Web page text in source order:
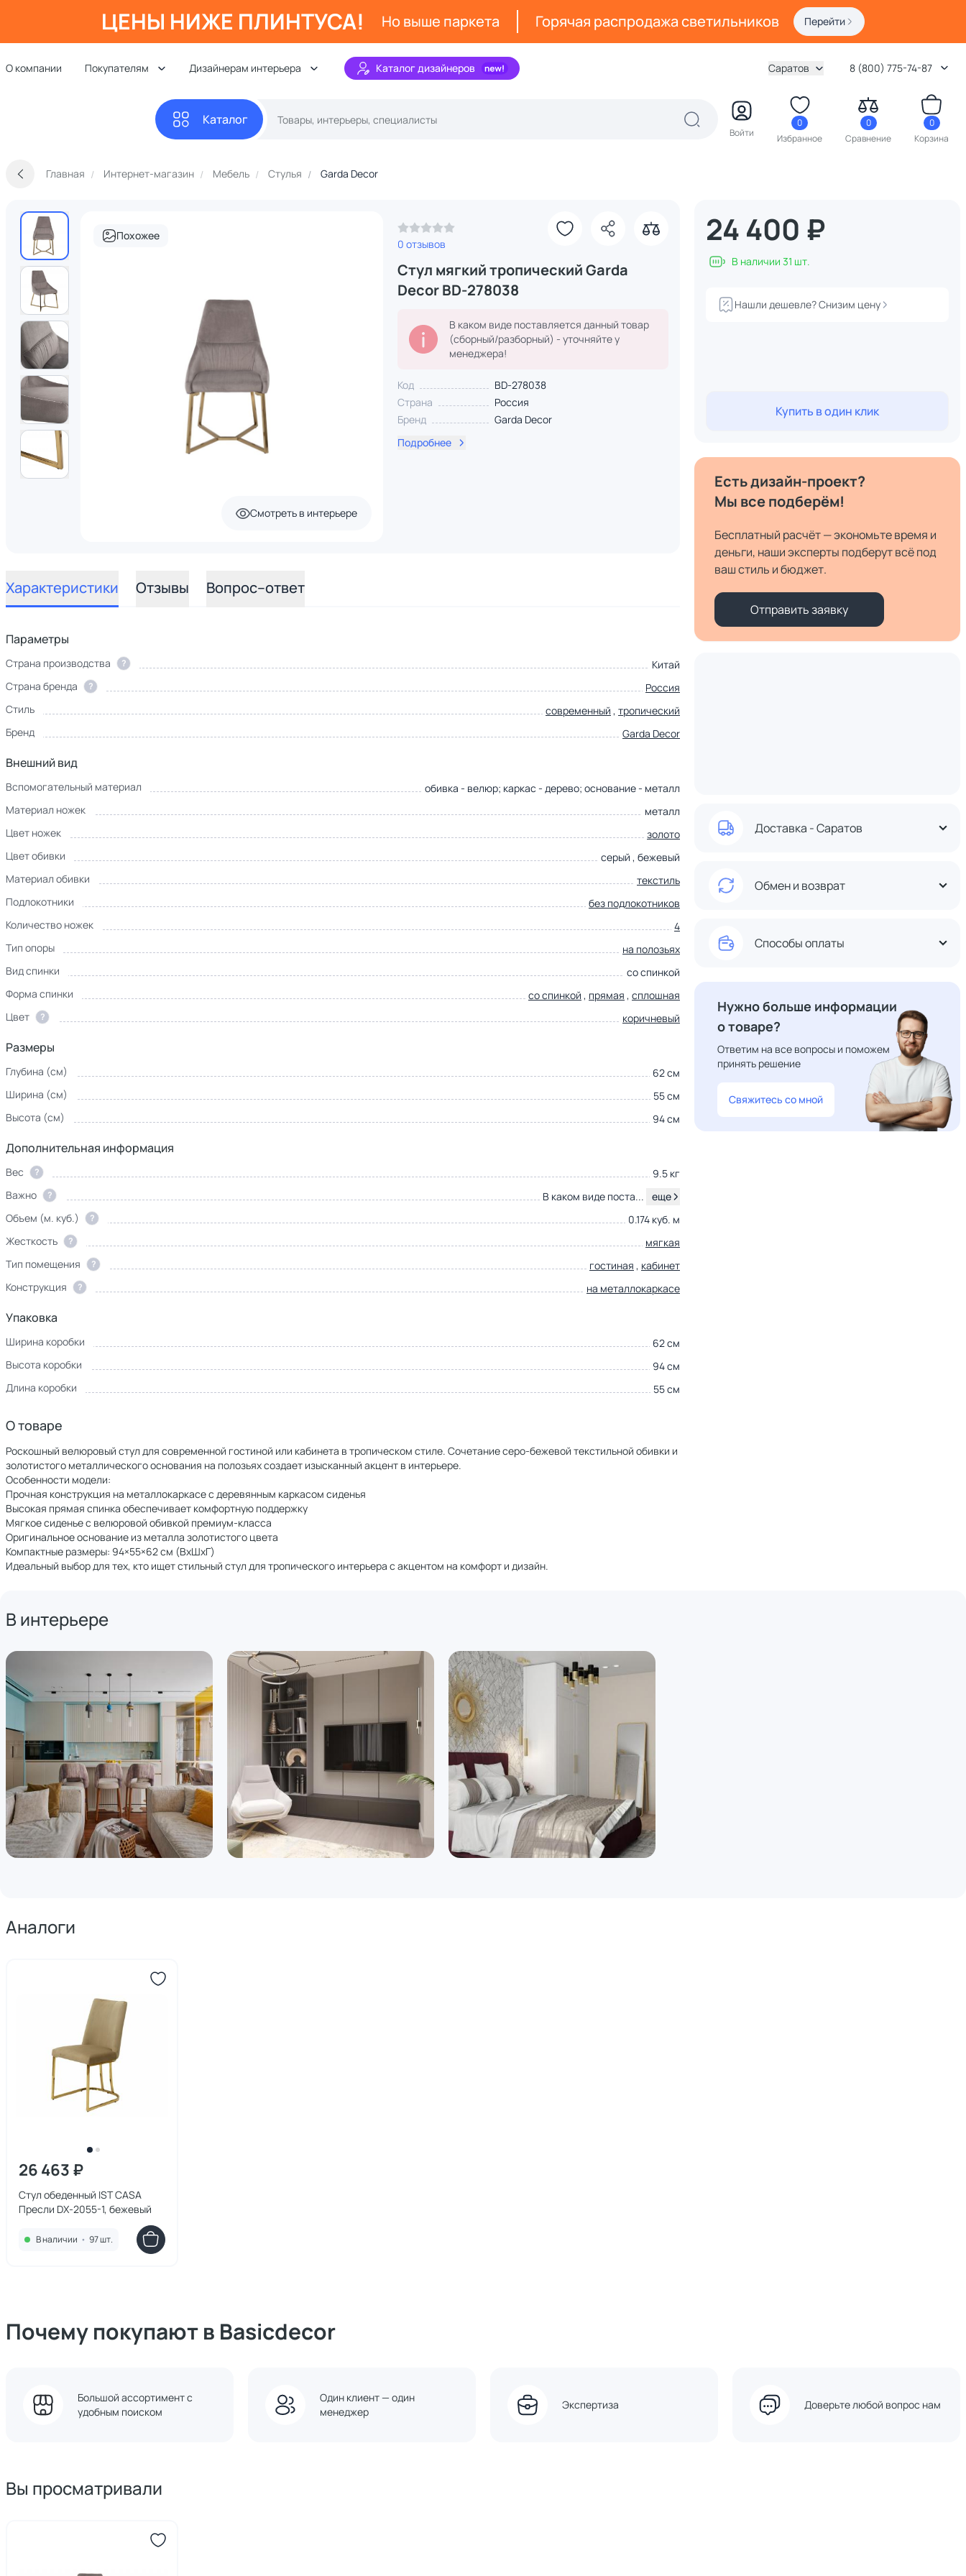
ЦЕНЫ НИЖЕ ПЛИНТУСА! Но выше паркета Горячая распродажа светильников Перейти
О компании Покупателям Дизайнерам интерьера Каталог дизайнеров Саратов 8 (800) 775-74-87
Каталог
Войти
0
Избранное
0
Сравнение
0
Корзина
Главная Интернет-магазин Мебель Стулья Garda Decor
Похожее
Смотреть в интерьере
0 отзывов
Стул мягкий тропический Garda
Decor BD-278038
В каком виде поставляется данный товар
(сборный/разборный) - уточняйте у
менеджера!
Код
BD-278038
Страна
Россия
Бренд
Garda Decor
Подробнее
Характеристики Отзывы Вопрос–ответ
Параметры
Страна производства ?
Китай
Страна бренда
?
Россия
Стиль
современный , тропический
Бренд
Garda Decor
Внешний вид
Вспомогательный материал
обивка - велюр; каркас - дерево; основание - металл
Материал ножек
металл
Цвет ножек
золото
Цвет обивки
серый , бежевый
Материал обивки
текстиль
Подлокотники
без подлокотников
Количество ножек
4
Тип опоры
на полозьях
Вид спинки
со спинкой
Форма спинки
со спинкой , прямая , сплошная
Цвет
? коричневый
Размеры
Глубина (см)
62 см
Ширина (см)
55 см
Высота (см)
94 см
Дополнительная информация
Вес ?
9.5 кг
Важно
? В каком виде поста... еще
Объем (м. куб.) ?
0.174 куб. м
Жесткость
?
мягкая
Тип помещения
? гостиная , кабинет
Конструкция
? на металлокаркасе
Упаковка
Ширина коробки
62 см
Высота коробки
94 см
Длина коробки
55 см
О товаре
Роскошный велюровый стул для современной гостиной или кабинета в тропическом стиле. Сочетание серо-бежевой текстильной обивки и
золотистого металлического основания на полозьях создает изысканный акцент в интерьере.
Особенности модели:
Прочная конструкция на металлокаркасе с деревянным каркасом сиденья
Высокая прямая спинка обеспечивает комфортную поддержку
Мягкое сиденье с велюровой обивкой премиум-класса
Оригинальное основание из металла золотистого цвета
Компактные размеры: 94×55×62 см (ВхШхГ)
Идеальный выбор для тех, кто ищет стильный стул для тропического интерьера с акцентом на комфорт и дизайн.
24 400 ₽
В наличии 31 шт.
Нашли дешевле? Снизим цену
Купить в один клик
Есть дизайн-проект?
Мы все подберём!
Бесплатный расчёт — экономьте время и
деньги, наши эксперты подберут всё под
ваш стиль и бюджет.
Отправить заявку
Доставка - Саратов
Обмен и возврат
Способы оплаты
Нужно больше информации
о товаре?
Ответим на все вопросы и поможем
принять решение
Свяжитесь со мной
В интерьере
Аналоги
26 463 ₽
Стул обеденный IST CASA
Пресли DX-2055-1, бежевый
В наличии • 97 шт.
Почему покупают в Basicdecor
Большой ассортимент с
удобным поиском
Один клиент — один
менеджер
Экспертиза Доверьте любой вопрос нам
Вы просматривали